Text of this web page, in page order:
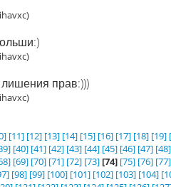
прав:)))
[11] [12] [13] [14] [15] [16] [17] [18] [19]
[40] [41] [42] [43] [44] [45] [46] [47] [48]
[69] [70] [71] [72] [73] [74] [75] [76] [77]
[98] [99] [100] [101] [102] [103] [104]